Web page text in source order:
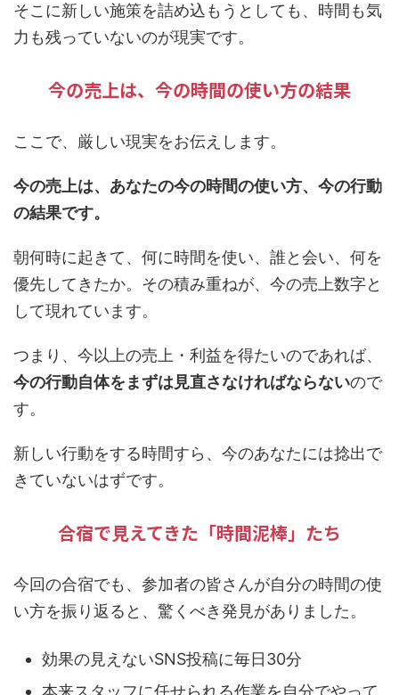
そこに新しい施策を詰め込もうとしても、時間も気
力も残っていないのが現実です。
今の売上は、今の時間の使い方の結果
ここで、厳しい現実をお伝えします。
今の売上は、あなたの今の時間の使い方、今の行動
の結果です。
朝何時に起きて、何に時間を使い、誰と会い、何を
優先してきたか。その積み重ねが、今の売上数字と
して現れています。
つまり、今以上の売上・利益を得たいのであれば、
今の行動自体をまずは見直さなければならないので
す。
新しい行動をする時間すら、今のあなたには捻出で
きていないはずです。
合宿で見えてきた「時間泥棒」たち
今回の合宿でも、参加者の皆さんが自分の時間の使
い方を振り返ると、驚くべき発見がありました。
効果の見えないSNS投稿に毎日30分
本来スタッフに任せられる作業を自分でやって